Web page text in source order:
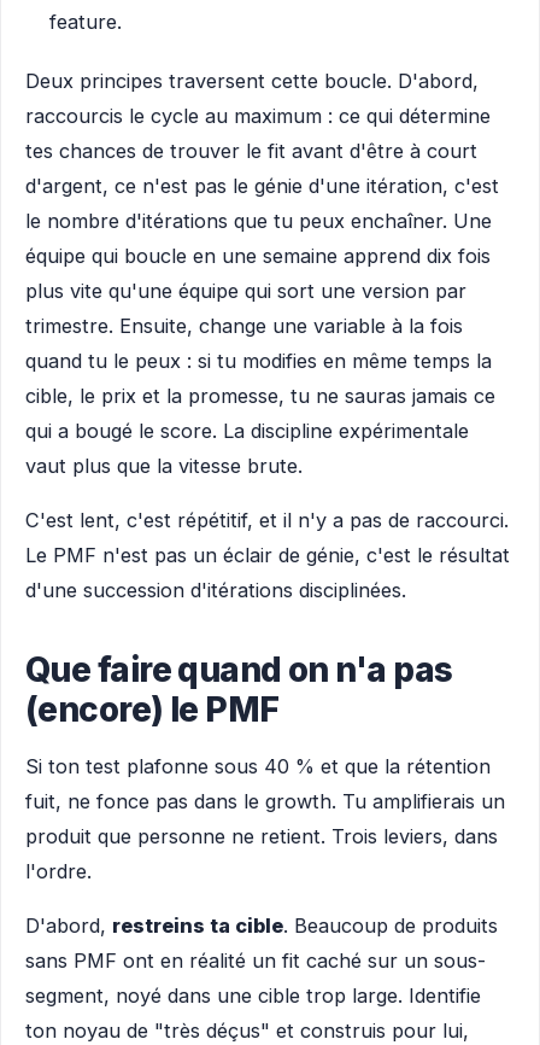
feature.
Deux principes traversent cette boucle. D'abord,
raccourcis le cycle au maximum : ce qui détermine
tes chances de trouver le fit avant d'être à court
d'argent, ce n'est pas le génie d'une itération, c'est
le nombre d'itérations que tu peux enchaîner. Une
équipe qui boucle en une semaine apprend dix fois
plus vite qu'une équipe qui sort une version par
trimestre. Ensuite, change une variable à la fois
quand tu le peux : si tu modifies en même temps la
cible, le prix et la promesse, tu ne sauras jamais ce
qui a bougé le score. La discipline expérimentale
vaut plus que la vitesse brute.
C'est lent, c'est répétitif, et il n'y a pas de raccourci.
Le PMF n'est pas un éclair de génie, c'est le résultat
d'une succession d'itérations disciplinées.
Que faire quand on n'a pas
(encore) le PMF
Si ton test plafonne sous 40 % et que la rétention
fuit, ne fonce pas dans le growth. Tu amplifierais un
produit que personne ne retient. Trois leviers, dans
l'ordre.
D'abord, restreins ta cible. Beaucoup de produits
sans PMF ont en réalité un fit caché sur un sous-
segment, noyé dans une cible trop large. Identifie
ton noyau de "très déçus" et construis pour lui,